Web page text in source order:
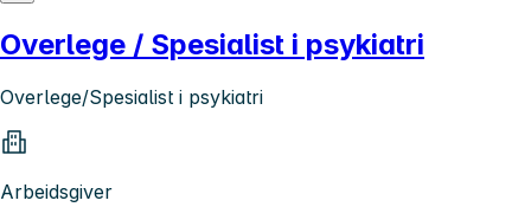
Overlege / Spesialist i psykiatri
Overlege/Spesialist i psykiatri
Arbeidsgiver